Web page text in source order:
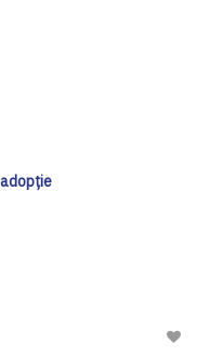
adopţie